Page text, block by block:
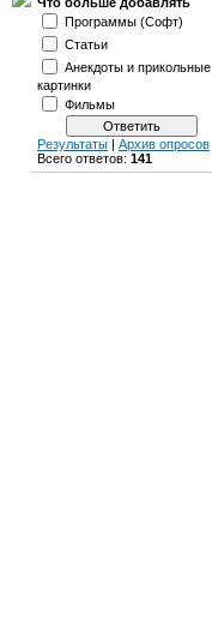
Программы (Софт)
Статьи
Анекдоты и прикольные
картинки
Фильмы
Результаты | Архив опросов
Всего ответов: 141